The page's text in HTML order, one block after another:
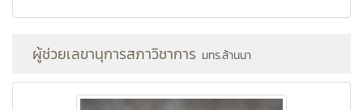
ผู้ช่วยเลขานุการสภาวิชาการ มทร.ล้านนา